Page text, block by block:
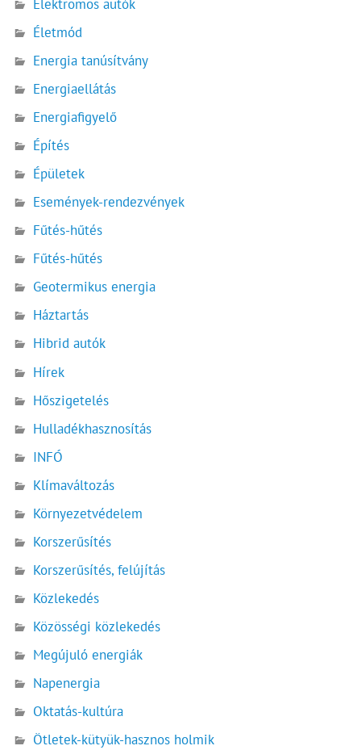
Elektromos autók
Életmód
Energia tanúsítvány
Energiaellátás
Energiafigyelő
Építés
Épületek
Események-rendezvények
Fűtés-hűtés
Fűtés-hűtés
Geotermikus energia
Háztartás
Hibrid autók
Hírek
Hőszigetelés
Hulladékhasznosítás
INFÓ
Klímaváltozás
Környezetvédelem
Korszerűsítés
Korszerűsítés, felújítás
Közlekedés
Közösségi közlekedés
Megújuló energiák
Napenergia
Oktatás-kultúra
Ötletek-kütyük-hasznos holmik